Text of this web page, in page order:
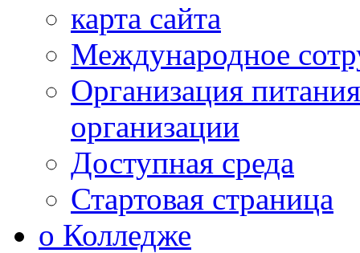
карта сайта
Международное
Организация
организации
Доступная среда
Стартовая страница
о Колледже